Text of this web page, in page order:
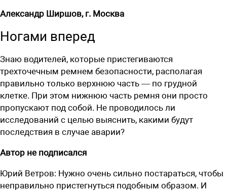
Александр Ширшов, г. Москва
Ногами вперед
Знаю водителей, которые пристегиваются
трехточечным ремнем безопасности, располагая
правильно только верхнюю часть — по грудной
клетке. При этом нижнюю часть ремня они просто
пропускают под собой. Не ­проводилось ли
исследований с целью выяснить, какими будут
последствия в случае аварии?
Автор не подписался
Юрий Ветров: Нужно очень сильно постараться, чтобы
неправильно пристегнуться подобным образом. И